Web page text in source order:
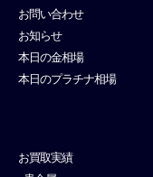
お問い合わせ
お知らせ
本日の金相場
本日のプラチナ相場
お買取実績